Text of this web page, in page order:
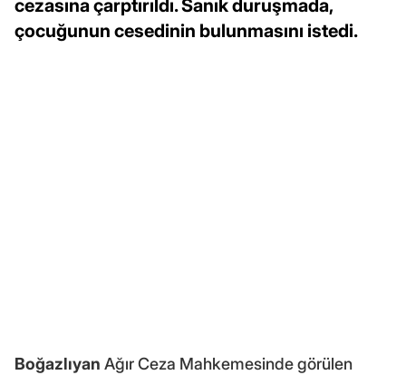
cezasına çarptırıldı. Sanık duruşmada,
çocuğunun cesedinin bulunmasını istedi.
Boğazlıyan Ağır Ceza Mahkemesinde görülen